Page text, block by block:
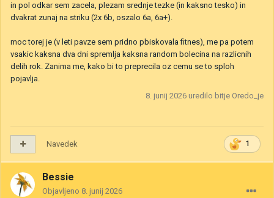
in pol odkar sem zacela, plezam srednje tezke (in kaksno tesko) in
dvakrat zunaj na striku (2x 6b, oszalo 6a, 6a+).
moc torej je (v leti pavze sem pridno pbiskovala fitnes), me pa potem
vsakic kaksna dva dni spremlja kaksna random bolecina na razlicnih
delih rok. Zanima me, kako bi to preprecila oz cemu se to sploh
pojavlja.
8. junij 2026 uredilo bitje Oredo_je
1
Navedek
Bessie
Objavljeno 8. junij 2026